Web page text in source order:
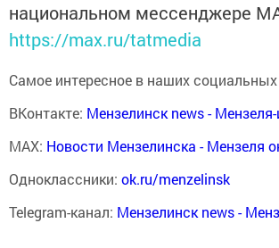
национальном мессенджере
https://max.ru/tatmedia
Самое интересное в наших социальных
ВКонтакте: Мензелинск news -
MAX: Новости Мензелинска - Мензеля
Одноклассники: ok.ru/menzelinsk
Telegram-канал: Мензелинск news -